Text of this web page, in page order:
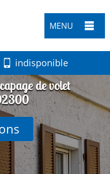
MENU
indisponible
de volet